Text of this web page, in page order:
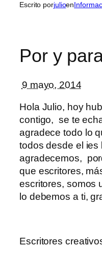
Escrito porjulioen
Por y
9 mayo, 2014
Hola Julio, hoy
contigo, se te
agradece todo lo
todos desde el ies
agradecemos,
que escritores,
escritores, somos
lo debemos a ti,
Escritores